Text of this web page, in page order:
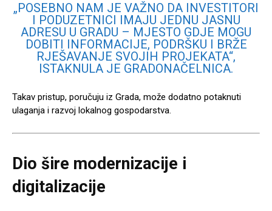
„POSEBNO NAM JE VAŽNO DA INVESTITORI
I PODUZETNICI IMAJU JEDNU JASNU
ADRESU U GRADU – MJESTO GDJE MOGU
DOBITI INFORMACIJE, PODRŠKU I BRŽE
RJEŠAVANJE SVOJIH PROJEKATA“,
ISTAKNULA JE GRADONAČELNICA.
Takav pristup, poručuju iz Grada, može dodatno potaknuti
ulaganja i razvoj lokalnog gospodarstva.
Dio šire modernizacije i
digitalizacije